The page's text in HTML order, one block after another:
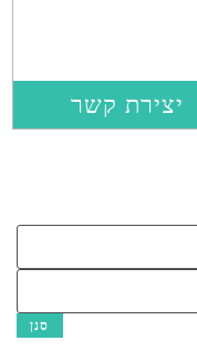
יצירת קשר
סנן